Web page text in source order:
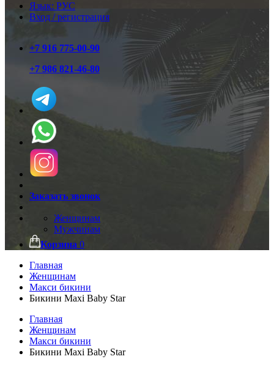
Язык: РУС
Вход / регистрация
+7 916 775-00-90
+7 986 821-46-80
Заказать звонок
Женщинам
Мужчинам
Корзина 0
Главная
Женщинам
Макси бикини
Бикини Maxi Baby Star
Главная
Женщинам
Макси бикини
Бикини Maxi Baby Star